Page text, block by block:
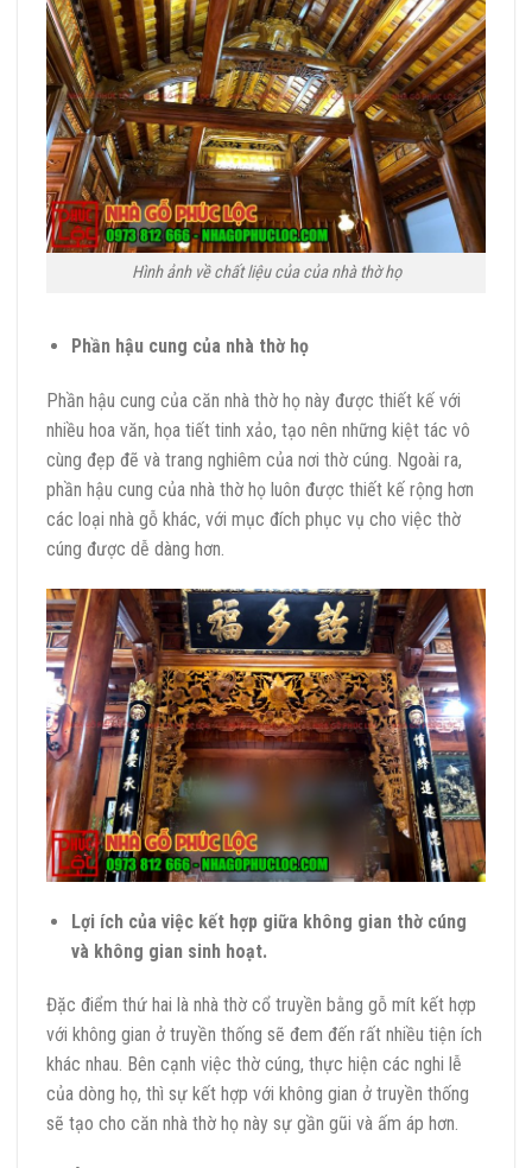
Hình ảnh về chất liệu của của nhà thờ họ
Phần hậu cung của nhà thờ họ
Phần hậu cung của căn nhà thờ họ này được thiết kế với
nhiều hoa văn, họa tiết tinh xảo, tạo nên những kiệt tác vô
cùng đẹp đẽ và trang nghiêm của nơi thờ cúng. Ngoài ra,
phần hậu cung của nhà thờ họ luôn được thiết kế rộng hơn
các loại nhà gỗ khác, với mục đích phục vụ cho việc thờ
cúng được dễ dàng hơn.
Lợi ích của việc kết hợp giữa không gian thờ cúng
và không gian sinh hoạt.
Đặc điểm thứ hai là nhà thờ cổ truyền bằng gỗ mít kết hợp
với không gian ở truyền thống sẽ đem đến rất nhiều tiện ích
khác nhau. Bên cạnh việc thờ cúng, thực hiện các nghi lễ
của dòng họ, thì sự kết hợp với không gian ở truyền thống
sẽ tạo cho căn nhà thờ họ này sự gần gũi và ấm áp hơn.